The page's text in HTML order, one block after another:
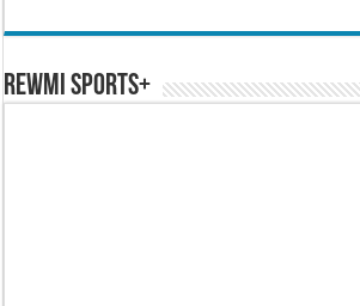
REWMI SPORTS+